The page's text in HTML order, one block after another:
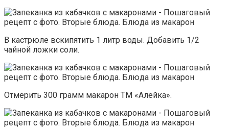
В кастрюле вскипятить 1 литр воды. Добавить 1/2
чайной ложки соли.
Отмерить 300 грамм макарон ТМ «Алейка».